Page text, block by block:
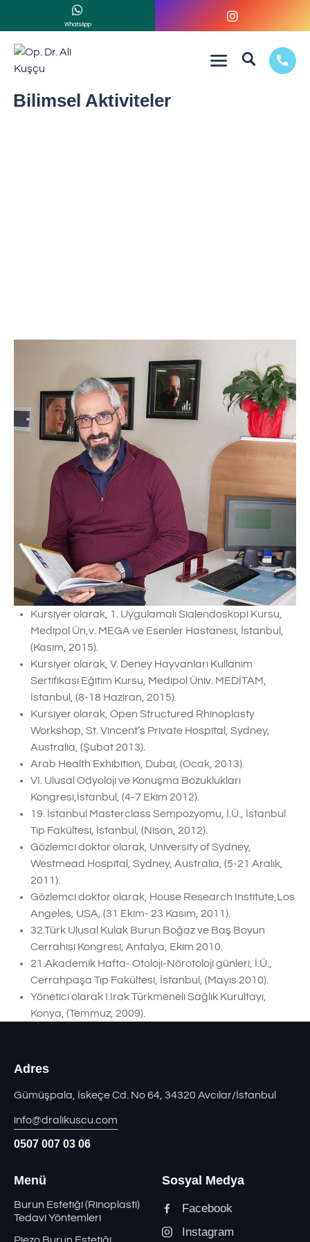
Bilimsel Aktiviteler
Kursiyer olarak, 1. Uygulamalı Sialendoskopi Kursu,
Medipol Ün,v. MEGA ve Esenler Hastanesi, İstanbul,
(Kasım, 2015).
Kursiyer olarak, V. Deney Hayvanları Kullanım
Sertifikası Eğitim Kursu, Medipol Üniv. MEDİTAM,
İstanbul, (8-18 Haziran, 2015).
Kursiyer olarak, Open Structured Rhinoplasty
Workshop, St. Vincent’s Private Hospital, Sydney,
Australia, (Şubat 2013).
Arab Health Exhibition, Dubai, (Ocak, 2013).
VI. Ulusal Odyoloji ve Konuşma Bozuklukları
Kongresi,İstanbul, (4-7 Ekim 2012).
19. İstanbul Masterclass Sempozyomu, İ.Ü., İstanbul
Tıp Fakültesi, İstanbul, (Nisan, 2012).
Gözlemci doktor olarak, University of Sydney,
Westmead Hospital, Sydney, Australia, (5-21 Aralık,
2011).
Gözlemci doktor olarak, House Research Institute,Los
Angeles, USA, (31 Ekim- 23 Kasım, 2011).
32.Türk Ulusal Kulak Burun Boğaz ve Baş Boyun
Cerrahisi Kongresi, Antalya, Ekim 2010.
21.Akademik Hafta- Otoloji-Nörotoloji günleri, İ.Ü.,
Cerrahpaşa Tıp Fakültesi, İstanbul, (Mayıs 2010).
Yönetici olarak I.Irak Türkmeneli Sağlık Kurultayı,
Konya, (Temmuz, 2009).
Adres
Gümüşpala, İskeçe Cd. No 64, 34320 Avcılar/İstanbul
info@dralikuscu.com
0507 007 03 06
Menü
Burun Estetiği (Rinoplasti)
Tedavi Yöntemleri
Piezo Burun Estetiği
Sosyal Medya
Facebook
Instagram
WhatsApp